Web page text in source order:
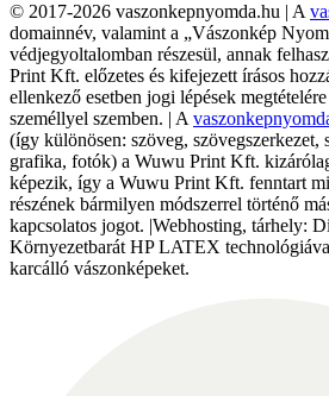
© 2017-2026 vaszonkepnyomda.hu | A
domainnév, valamint a „Vászonkép
védjegyoltalomban részesül, annak
Print Kft. előzetes és kifejezett írásos
ellenkező esetben jogi lépések
személlyel szemben. | A
(így különösen: szöveg, szövegszerkezet,
grafika, fotók) a Wuwu Print Kft.
képezik, így a Wuwu Print Kft. fenntart
részének bármilyen módszerrel történő
kapcsolatos jogot. |Webhosting, tárhely:
Környezetbarát HP LATEX
karcálló vászonképeket.